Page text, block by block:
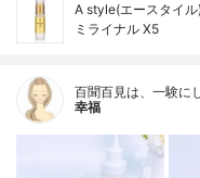
A style(エースタイル)
ミライナル X5
百聞百見は、一験に
幸福